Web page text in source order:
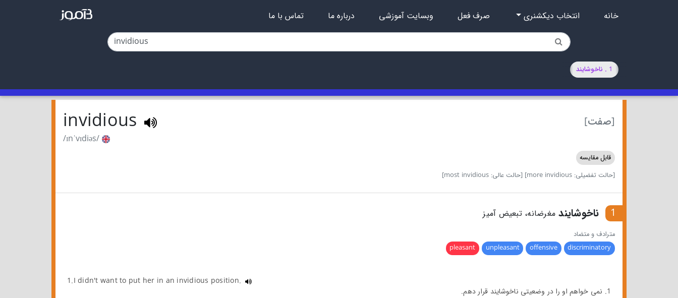
خانه انتخاب دیکشنری صرف فعل وبسایت آموزشی درباره ما تماس با ما
1 . ناخوشایند
[صفت] invidious
/ɪnˈvɪdiəs/
قابل مقایسه
[حالت تفضیلی: more invidious]
[حالت عالی: most invidious]
1 ناخوشایند مغرضانه، تبعیض آمیز
مترادف و متضاد
discriminatory
offensive
unpleasant
pleasant
1.I didn't want to put her in an invidious position.
1. نمی خواهم او را در وضعیتی ناخوشایند قرار دهم.